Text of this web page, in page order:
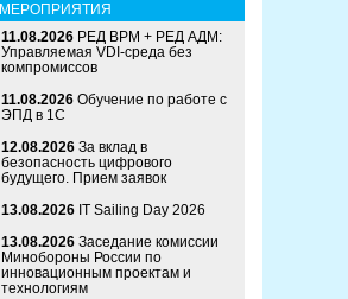
МЕРОПРИЯТИЯ
11.08.2026 РЕД ВРМ + РЕД АДМ:
Управляемая VDI-среда без
компромиссов
11.08.2026 Обучение по работе с
ЭПД в 1С
12.08.2026 За вклад в
безопасность цифрового
будущего. Прием заявок
13.08.2026 IT Sailing Day 2026
13.08.2026 Заседание комиссии
Минобороны России по
инновационным проектам и
технологиям